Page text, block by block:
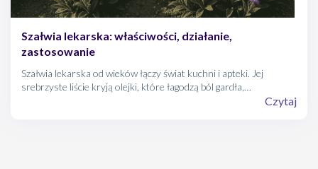
Szałwia lekarska: właściwości, działanie,
zastosowanie
Szałwia lekarska od wieków łączy świat kuchni i apteki. Jej
srebrzyste liście kryją olejki, które łagodzą ból gardła,
usprawniają trawienie i tonują potliwość, a zarazem nadająCzytaj